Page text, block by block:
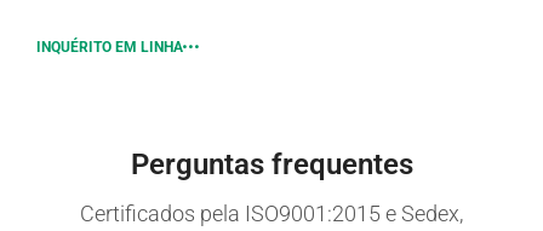
INQUÉRITO EM LINHA
Perguntas frequentes
Certificados pela ISO9001:2015 e Sedex,